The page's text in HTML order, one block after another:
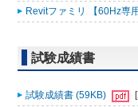
Revitファミリ 【60Hz専
試験成績書
試験成績書 (59KB)